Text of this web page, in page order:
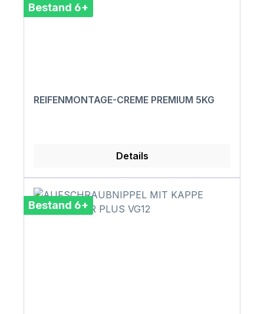
Bestand 6+
REIFENMONTAGE-CREME PREMIUM 5KG
Details
Bestand 6+